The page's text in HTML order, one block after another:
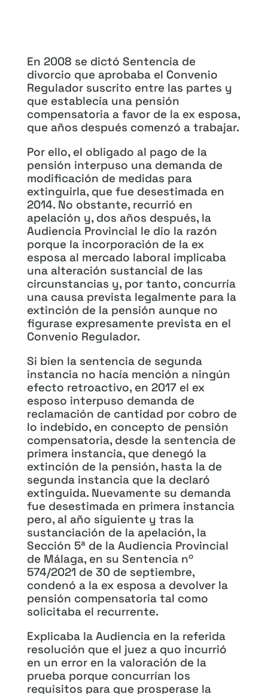
En 2008 se dictó Sentencia de
divorcio que aprobaba el Convenio
Regulador suscrito entre las partes y
que establecía una pensión
compensatoria a favor de la ex esposa,
que años después comenzó a trabajar.
Por ello, el obligado al pago de la
pensión interpuso una demanda de
modificación de medidas para
extinguirla, que fue desestimada en
2014. No obstante, recurrió en
apelación y, dos años después, la
Audiencia Provincial le dio la razón
porque la incorporación de la ex
esposa al mercado laboral implicaba
una alteración sustancial de las
circunstancias y, por tanto, concurría
una causa prevista legalmente para la
extinción de la pensión aunque no
figurase expresamente prevista en el
Convenio Regulador.
Si bien la sentencia de segunda
instancia no hacía mención a ningún
efecto retroactivo, en 2017 el ex
esposo interpuso demanda de
reclamación de cantidad por cobro de
lo indebido, en concepto de pensión
compensatoria, desde la sentencia de
primera instancia, que denegó la
extinción de la pensión, hasta la de
segunda instancia que la declaró
extinguida. Nuevamente su demanda
fue desestimada en primera instancia
pero, al año siguiente y tras la
sustanciación de la apelación, la
Sección 5ª de la Audiencia Provincial
de Málaga, en su Sentencia nº
574/2021 de 30 de septiembre,
condenó a la ex esposa a devolver la
pensión compensatoria tal como
solicitaba el recurrente.
Explicaba la Audiencia en la referida
resolución que el juez a quo incurrió
en un error en la valoración de la
prueba porque concurrían los
requisitos para que prosperase la